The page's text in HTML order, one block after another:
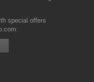
special offers